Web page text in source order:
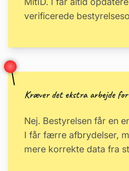
verificerede
Kræver det ekstra arbejde for
Nej. Bestyrelsen får en
I får færre afbrydelser,
mere korrekte data fra